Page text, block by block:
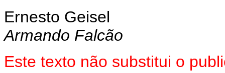
Ernesto Geisel
Armando Falcão
Este texto não substitui o